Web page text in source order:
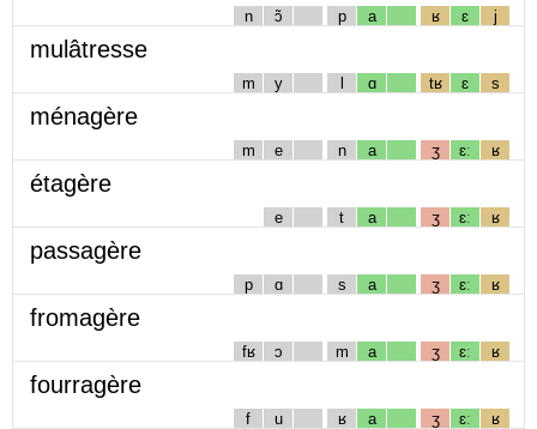
n ɔ̃ p a ʁ ɛ j
mulâtresse
m y l ɑ tʁ ɛ s
ménagère
m e n a ʒ ɛː ʁ
étagère
e t a ʒ ɛː ʁ
passagère
p ɑ s a ʒ ɛː ʁ
fromagère
fʁ ɔ m a ʒ ɛː ʁ
fourragère
f u ʁ a ʒ ɛː ʁ